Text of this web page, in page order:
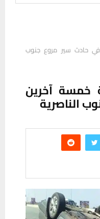
حادث سير مروع جنوب
آخرين
الناصرية